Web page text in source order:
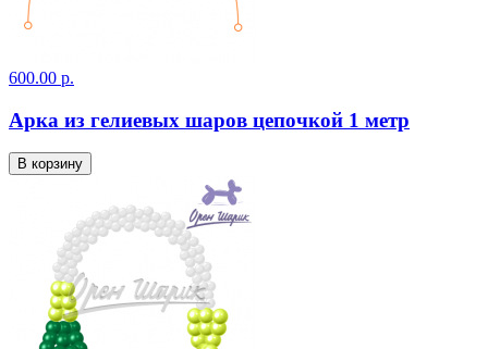
600.00 р.
Арка из гелиевых шаров цепочкой 1 метр
В корзину